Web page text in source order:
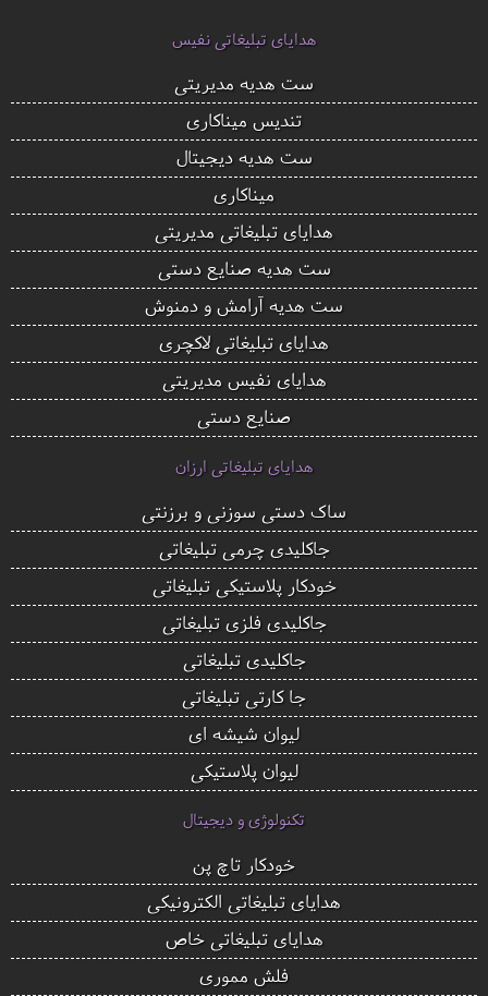
هدایای تبلیغاتی نفیس
ست هدیه مدیریتی
تندیس میناکاری
ست هدیه دیجیتال
میناکاری
هدایای تبلیغاتی مدیریتی
ست هدیه صنایع دستی
ست هدیه آرامش و دمنوش
هدایای تبلیغاتی لاکچری
هدایای نفیس مدیریتی
صنایع دستی
هدایای تبلیغاتی ارزان
ساک دستی سوزنی و برزنتی
جاکلیدی چرمی تبلیغاتی
خودکار پلاستیکی تبلیغاتی
جاکلیدی فلزی تبلیغاتی
جاکلیدی تبلیغاتی
جا کارتی تبلیغاتی
لیوان شیشه ای
لیوان پلاستیکی
تکنولوژی و دیجیتال
خودکار تاچ پن
هدایای تبلیغاتی الکترونیکی
هدایای تبلیغاتی خاص
فلش مموری